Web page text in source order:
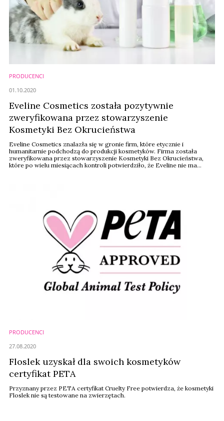
PRODUCENCI
Eveline Cosmetics została pozytywnie
zweryfikowana przez stowarzyszenie
Kosmetyki Bez Okrucieństwa
Eveline Cosmetics znalazła się w gronie firm, które etycznie i
humanitarnie podchodzą do produkcji kosmetyków. Firma została
zweryfikowana przez stowarzyszenie Kosmetyki Bez Okrucieństwa,
które po wielu miesiącach kontroli potwierdziło, że Eveline nie ma
01.10.2020
PRODUCENCI
Floslek uzyskał dla swoich kosmetyków
certyfikat PETA
Przyznany przez PETA certyfikat Cruelty Free potwierdza, że kosmetyki
Floslek nie są testowane na zwierzętach.
27.08.2020